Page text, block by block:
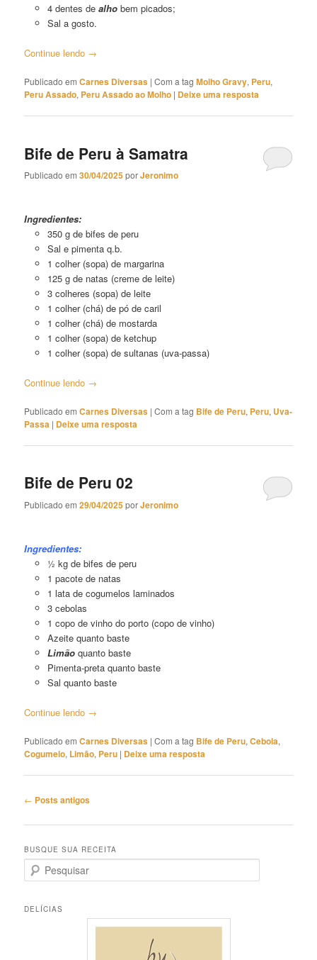
4 dentes de alho bem picados;
Sal a gosto.
Continue lendo →
Publicado em Carnes Diversas |Com a tagMolho Gravy, Peru,
Peru Assado, Peru Assado ao Molho | Deixe uma resposta
Bife de Peru à Samatra
Publicado em30/04/2025porJeronimo
Ingredientes:
350 g de bifes de peru
Sal e pimenta q.b.
1 colher (sopa) de margarina
125 g de natas (creme de leite)
3 colheres (sopa) de leite
1 colher (chá) de pó de caril
1 colher (chá) de mostarda
1 colher (sopa) de ketchup
1 colher (sopa) de sultanas (uva-passa)
Continue lendo →
Publicado em Carnes Diversas |Com a tag Bife de Peru, Peru, Uva-
Passa | Deixe uma resposta
Bife de Peru 02
Publicado em29/04/2025porJeronimo
Ingredientes:
½ kg de bifes de peru
1 pacote de natas
1 lata de cogumelos laminados
3 cebolas
1 copo de vinho do porto (copo de vinho)
Azeite quanto baste
Limão quanto baste
Pimenta-preta quanto baste
Sal quanto baste
Continue lendo →
Publicado em Carnes Diversas |Com a tag Bife de Peru,Cebola,
Cogumelo, Limão, Peru | Deixe uma resposta
Navegação
posts
← Posts antigos
BUSQUE SUA RECEITA
e
q
DELÍCIAS